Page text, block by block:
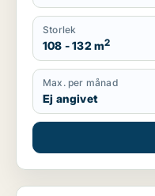
Storlek
108 - 132 m2
Max. per månad
Ej angivet